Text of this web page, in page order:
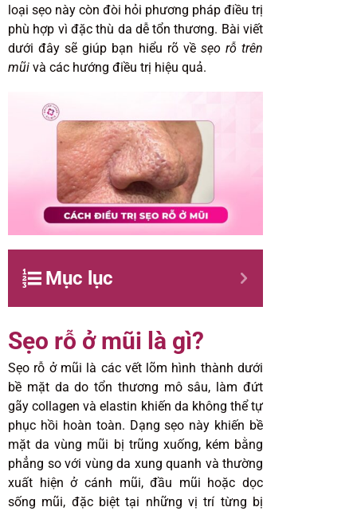
loại sẹo này còn đòi hỏi phương pháp điều trị
phù hợp vì đặc thù da dễ tổn thương. Bài viết
dưới đây sẽ giúp bạn hiểu rõ về sẹo rỗ trên
mũi và các hướng điều trị hiệu quả.
Mục lục
Sẹo rỗ ở mũi là gì?
Sẹo rỗ ở mũi là các vết lõm hình thành dưới
bề mặt da do tổn thương mô sâu, làm đứt
gãy collagen và elastin khiến da không thể tự
phục hồi hoàn toàn. Dạng sẹo này khiến bề
mặt da vùng mũi bị trũng xuống, kém bằng
phẳng so với vùng da xung quanh và thường
xuất hiện ở cánh mũi, đầu mũi hoặc dọc
sống mũi, đặc biệt tại những vị trí từng bị